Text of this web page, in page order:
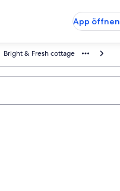
App öffnen
Bright & Fresh cottage